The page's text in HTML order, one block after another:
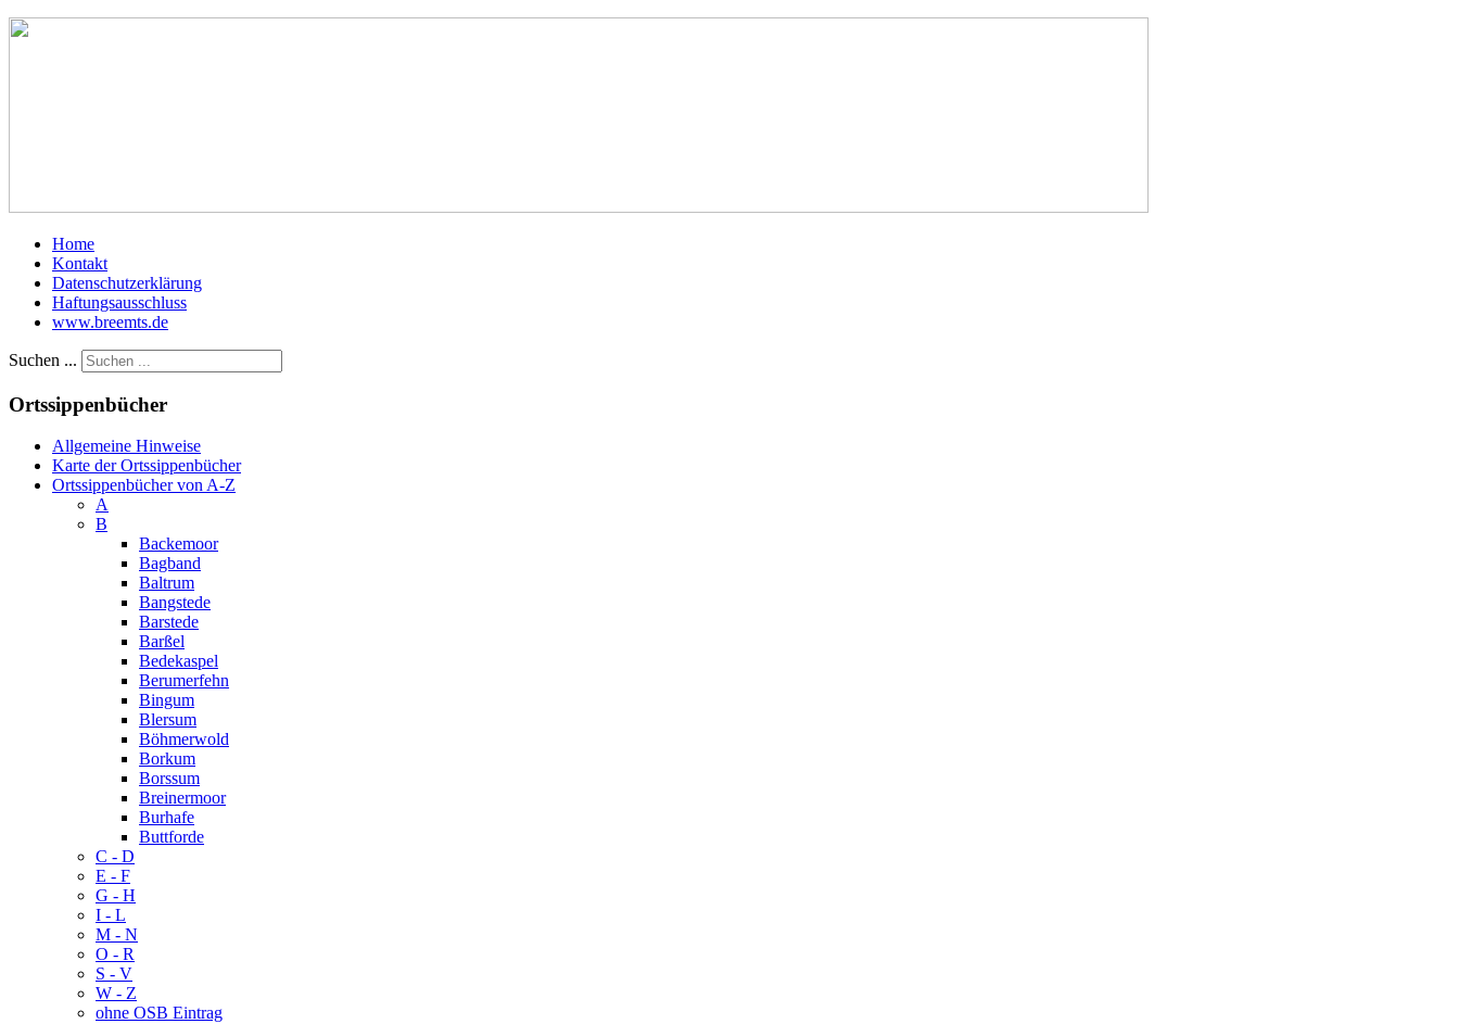
Home
Kontakt
Datenschutzerklärung
Haftungsausschluss
www.breemts.de
Suchen ...
Ortssippenbücher
Allgemeine Hinweise
Karte der Ortssippenbücher
Ortssippenbücher von A-Z
A
B
Backemoor
Bagband
Baltrum
Bangstede
Barstede
Barßel
Bedekaspel
Berumerfehn
Bingum
Blersum
Böhmerwold
Borkum
Borssum
Breinermoor
Burhafe
Buttforde
C - D
E - F
G - H
I - L
M - N
O - R
S - V
W - Z
ohne OSB Eintrag